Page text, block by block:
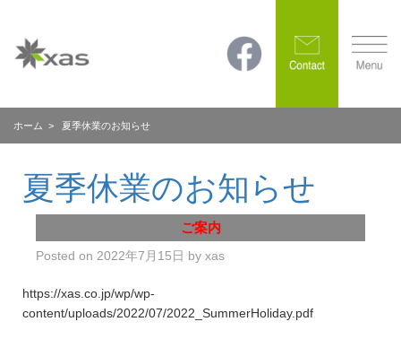
ホーム > 夏季休業のお知らせ
夏季休業のお知らせ
ご案内
Posted on 2022年7月15日 by xas
https://xas.co.jp/wp/wp-
content/uploads/2022/07/2022_SummerHoliday.pdf